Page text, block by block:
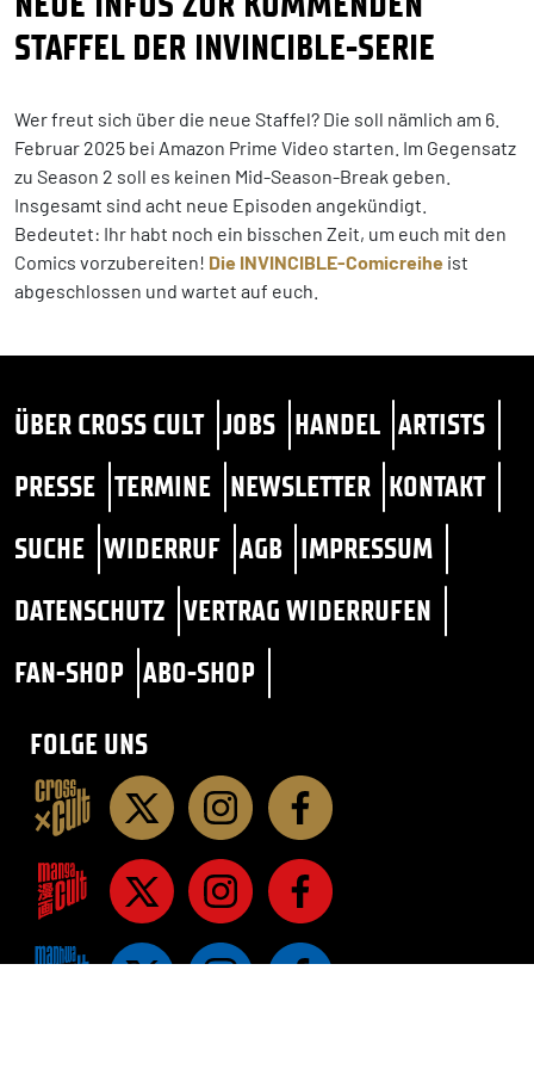
STAFFEL DER INVINCIBLE-SERIE
Wer freut sich über die neue Staffel? Die soll nämlich am 6.
Februar 2025 bei Amazon Prime Video starten. Im Gegensatz
zu Season 2 soll es keinen Mid-Season-Break geben.
Insgesamt sind acht neue Episoden angekündigt.
Bedeutet: Ihr habt noch ein bisschen Zeit, um euch mit den
Comics vorzubereiten! Die INVINCIBLE-Comicreihe ist
abgeschlossen und wartet auf euch.
ÜBER CROSS CULT JOBS HANDEL ARTISTS
PRESSE TERMINE NEWSLETTER KONTAKT
SUCHE WIDERRUF AGB IMPRESSUM
DATENSCHUTZ VERTRAG WIDERRUFEN
FAN-SHOP ABO-SHOP
FOLGE UNS